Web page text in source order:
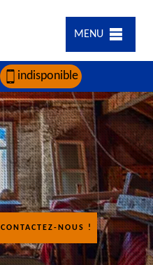
MENU
indisponible
CONTACTEZ-NOUS !